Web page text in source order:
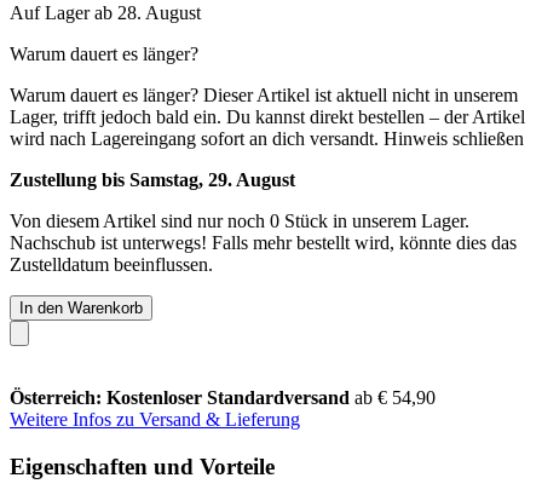
Auf Lager ab 28. August
Warum dauert es länger?
Warum dauert es länger? Dieser Artikel ist aktuell nicht in unserem
Lager, trifft jedoch bald ein. Du kannst direkt bestellen – der Artikel
wird nach Lagereingang sofort an dich versandt. Hinweis schließen
Zustellung bis Samstag, 29. August
Von diesem Artikel sind nur noch 0 Stück in unserem Lager.
Nachschub ist unterwegs! Falls mehr bestellt wird, könnte dies das
Zustelldatum beeinflussen.
In den Warenkorb
Österreich: Kostenloser Standardversand ab € 54,90
Weitere Infos zu Versand & Lieferung
Eigenschaften und Vorteile